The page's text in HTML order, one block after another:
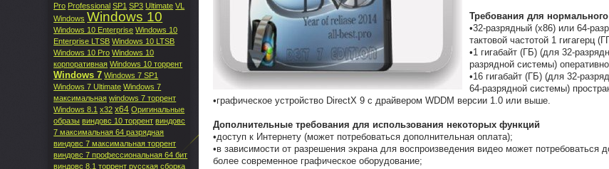
Требования для
•32-разрядный (x86) или 64-
тактовой частотой 1 гигагерц
•1 гигабайт (ГБ) (для 32-
разрядной системы)
•16 гигабайт (ГБ) (для 32-
64-разрядной системы)
•графическое устройство DirectX 9 с драйвером WDDM версии 1.0 или выше.
Дополнительные требования для использования некоторых функций
•доступ к Интернету (может потребоваться дополнительная оплата);
•в зависимости от разрешения экрана для воспроизведения видео может потребоваться
более современное графическое оборудование;
Pro Professional SP1 SP3 Ultimate VL
Windows Windows 10
Windows 10 Enterprise Windows 10
Enterprise LTSB Windows 10 LTSB
Windows 10 Pro Windows 10
корпоративная Windows 10 торрент
Windows 7 Windows 7 SP1
Windows 7 Ultimate Windows 7
максимальная windows 7 торрент
Windows 8.1 x32 x64 Оригинальные
образы виндовс 10 торрент виндовс
7 максимальная 64 разрядная
виндовс 7 максимальная торрент
виндовс 7 профессиональная 64 бит
виндовс 8.1 торрент русская сборка